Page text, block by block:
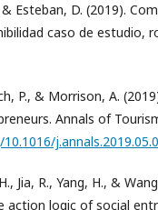
Esteban, D. (2019).
caso de estudio,
P., & Morrison, A.
Annals of
Jia, R., Yang, H., &
action logic of social